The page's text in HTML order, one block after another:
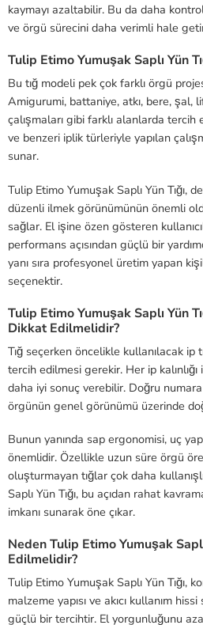
kaymayı azaltabilir. Bu da daha
ve örgü sürecini daha verimli hale
Tulip Etimo Yumuşak Saplı Yün
Bu tığ modeli pek çok farklı örgü
Amigurumi, battaniye, atkı, bere, şal,
çalışmaları gibi farklı alanlarda
ve benzeri iplik türleriyle yapılan
sunar.
Tulip Etimo Yumuşak Saplı Yün Tığı,
düzenli ilmek görünümünün önemli
sağlar. El işine özen gösteren
performans açısından güçlü bir
yanı sıra profesyonel üretim yapan
seçenektir.
Tulip Etimo Yumuşak Saplı Yün
Dikkat Edilmelidir?
Tığ seçerken öncelikle kullanılacak ip
tercih edilmesi gerekir. Her ip kalınlığı
daha iyi sonuç verebilir. Doğru numara
örgünün genel görünümü üzerinde
Bunun yanında sap ergonomisi, uç
önemlidir. Özellikle uzun süre örgü
oluşturmayan tığlar çok daha
Saplı Yün Tığı, bu açıdan rahat
imkanı sunarak öne çıkar.
Neden Tulip Etimo Yumuşak
Edilmelidir?
Tulip Etimo Yumuşak Saplı Yün Tığı,
malzeme yapısı ve akıcı kullanım
güçlü bir tercihtir. El yorgunluğunu